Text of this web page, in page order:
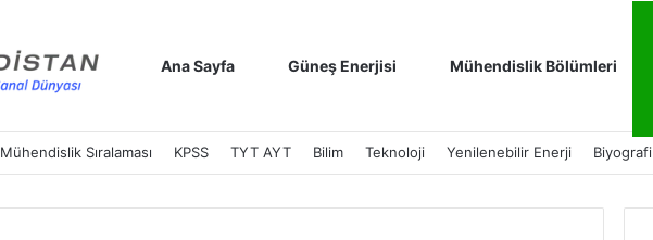
Ana Sayfa Güneş Enerjisi Mühendislik Bölümleri
Mühendislik Sıralaması KPSS TYT AYT Bilim Teknoloji Yenilenebilir Enerji Biyografi